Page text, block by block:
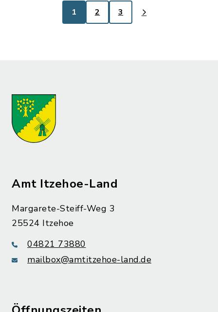
1 2 3
Amt Itzehoe-Land
Margarete-Steiff-Weg 3
25524 Itzehoe
04821 73880
mailbox@amtitzehoe-land.de